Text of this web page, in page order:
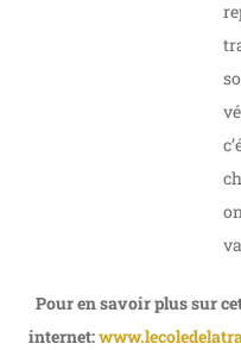
Pour en savoir plus sur
internet: